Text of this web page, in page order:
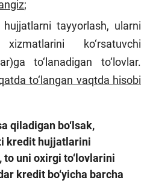
;
tayyorlash, ularni
ko‘rsatuvchi
to‘lanadigan to‘lovlar.
to‘langan vaqtda hisobi
qiladigan bo‘lsak,
kredit hujjatlarini
uni oxirgi to‘lovlarini
kredit bo‘yicha barcha